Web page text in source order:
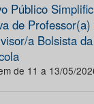
Público
de
a Bolsista
de 11 a 13/05/